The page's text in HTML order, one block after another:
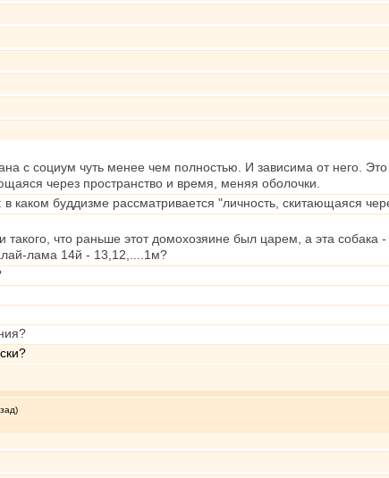
с социум чуть менее чем полностью. И зависима от него. Это
через пространство и время, меняя оболочки.
в каком буддизме рассматривается "личность, скитающаяся
такого, что раньше этот домохозяине был царем, а эта
лама 14й - 13,12,....1м?